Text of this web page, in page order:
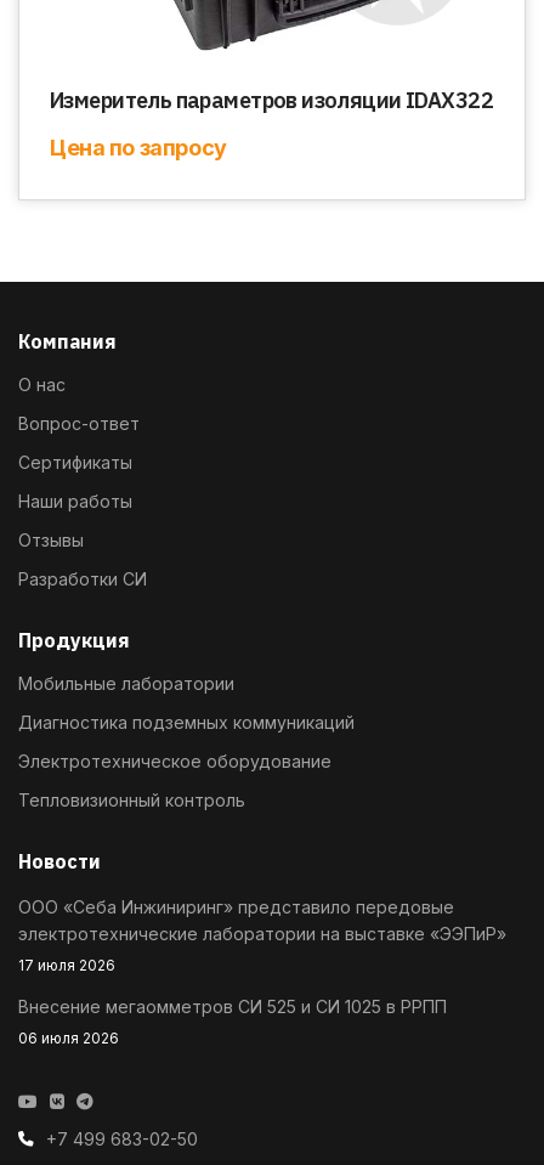
Измеритель параметров изоляции IDAX322
Цена по запросу
Компания
О нас
Вопрос-ответ
Сертификаты
Наши работы
Отзывы
Разработки СИ
Продукция
Мобильные лаборатории
Диагностика подземных коммуникаций
Электротехническое оборудование
Тепловизионный контроль
Новости
ООО «Себа Инжиниринг» представило передовые
электротехнические лаборатории на выставке «ЭЭПиР»
17 июля 2026
Внесение мегаомметров СИ 525 и СИ 1025 в РРПП
06 июля 2026
+7 499 683-02-50